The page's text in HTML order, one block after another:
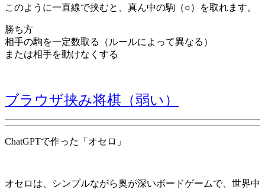
このように一直線で挟むと、真ん中の駒（○）を取れます。
勝ち方
相手の駒を一定数取る（ルールによって異なる）
または相手を動けなくする
ブラウザ挟み将棋（弱い）
ChatGPTで作った「オセロ」
オセロは、シンプルながら奥が深いボードゲームで、世界中